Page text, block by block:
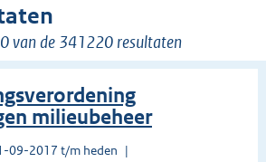
van de 341220 resultaten
milieubeheer
09-2017 t/m heden